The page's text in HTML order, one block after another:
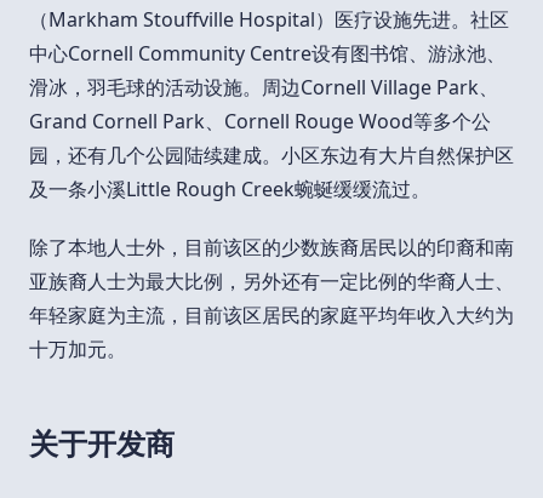
（Markham Stouffville Hospital）医疗设施先进。社区
中心Cornell Community Centre设有图书馆、游泳池、
滑冰，羽毛球的活动设施。周边Cornell Village Park、
Grand Cornell Park、Cornell Rouge Wood等多个公
园，还有几个公园陆续建成。小区东边有大片自然保护区
及一条小溪Little Rough Creek蜿蜒缓缓流过。
除了本地人士外，目前该区的少数族裔居民以的印裔和南
亚族裔人士为最大比例，另外还有一定比例的华裔人士、
年轻家庭为主流，目前该区居民的家庭平均年收入大约为
十万加元。
关于开发商